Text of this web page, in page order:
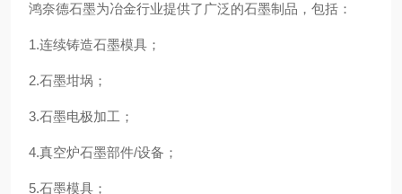
鸿奈德石墨为冶金行业提供了广泛的石墨制品，包括：
1.连续铸造石墨模具；
2.石墨坩埚；
3.石墨电极加工；
4.真空炉石墨部件/设备；
5.石墨模具；